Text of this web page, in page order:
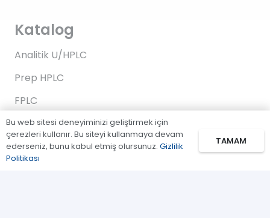
Katalog
Analitik U/HPLC
Prep HPLC
FPLC
Gaz Kromatografi
Standartlar/Reaktifler
Bu web sitesi deneyiminizi geliştirmek için
çerezleri kullanır. Bu siteyi kullanmaya devam
ederseniz, bunu kabul etmiş olursunuz. Gizlilik
Politikası
TAMAM